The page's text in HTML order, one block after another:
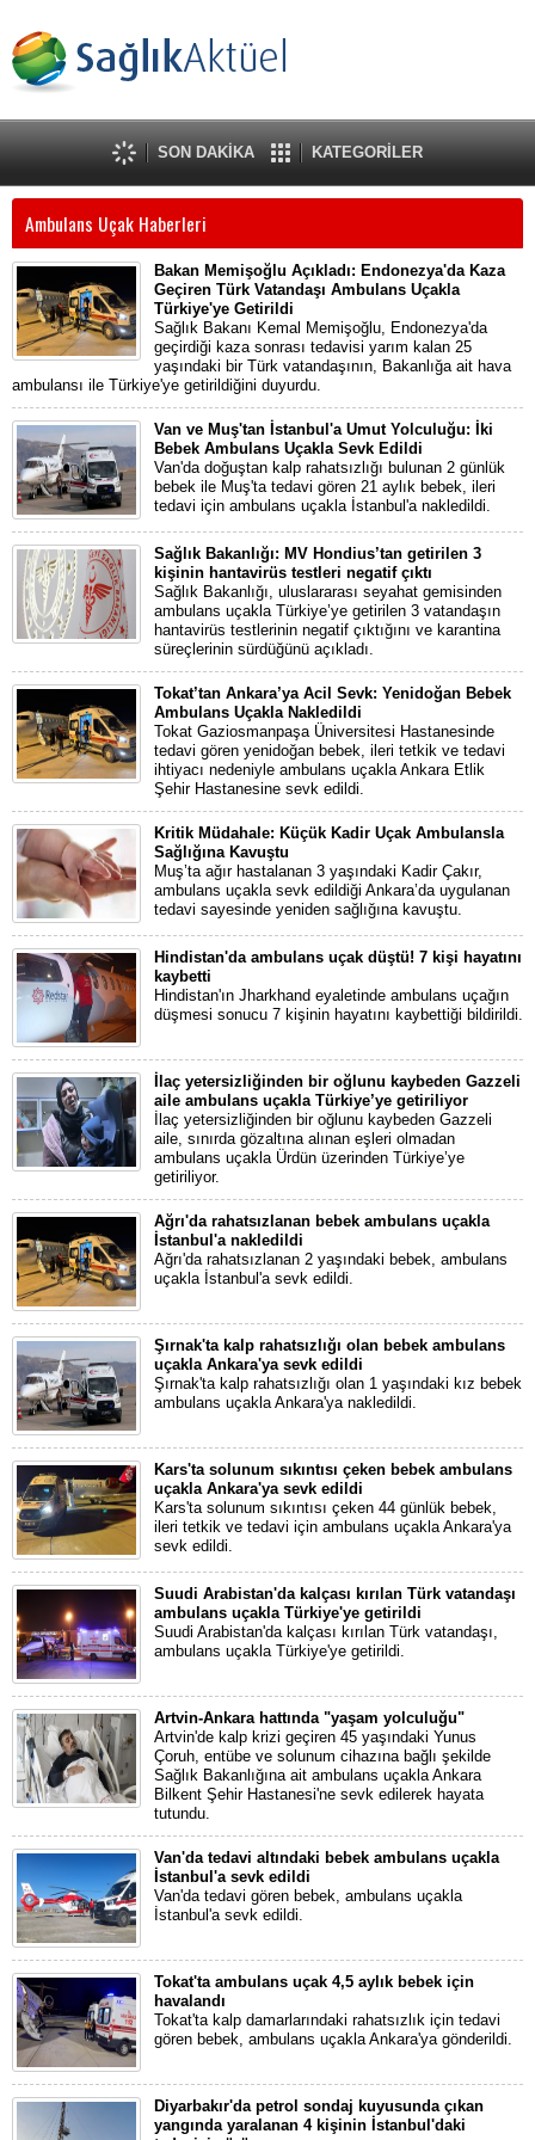
SON DAKİKA KATEGORİLER
Ambulans Uçak Haberleri
Bakan Memişoğlu Açıkladı: Endonezya'da Kaza
Geçiren Türk Vatandaşı Ambulans Uçakla
Türkiye'ye Getirildi
Sağlık Bakanı Kemal Memişoğlu, Endonezya'da
geçirdiği kaza sonrası tedavisi yarım kalan 25
yaşındaki bir Türk vatandaşının, Bakanlığa ait hava
ambulansı ile Türkiye'ye getirildiğini duyurdu.
Van ve Muş'tan İstanbul'a Umut Yolculuğu: İki
Bebek Ambulans Uçakla Sevk Edildi
Van'da doğuştan kalp rahatsızlığı bulunan 2 günlük
bebek ile Muş'ta tedavi gören 21 aylık bebek, ileri
tedavi için ambulans uçakla İstanbul'a nakledildi.
Sağlık Bakanlığı: MV Hondius’tan getirilen 3
kişinin hantavirüs testleri negatif çıktı
Sağlık Bakanlığı, uluslararası seyahat gemisinden
ambulans uçakla Türkiye’ye getirilen 3 vatandaşın
hantavirüs testlerinin negatif çıktığını ve karantina
süreçlerinin sürdüğünü açıkladı.
Tokat’tan Ankara’ya Acil Sevk: Yenidoğan Bebek
Ambulans Uçakla Nakledildi
Tokat Gaziosmanpaşa Üniversitesi Hastanesinde
tedavi gören yenidoğan bebek, ileri tetkik ve tedavi
ihtiyacı nedeniyle ambulans uçakla Ankara Etlik
Şehir Hastanesine sevk edildi.
Kritik Müdahale: Küçük Kadir Uçak Ambulansla
Sağlığına Kavuştu
Muş’ta ağır hastalanan 3 yaşındaki Kadir Çakır,
ambulans uçakla sevk edildiği Ankara’da uygulanan
tedavi sayesinde yeniden sağlığına kavuştu.
Hindistan'da ambulans uçak düştü! 7 kişi hayatını
kaybetti
Hindistan'ın Jharkhand eyaletinde ambulans uçağın
düşmesi sonucu 7 kişinin hayatını kaybettiği bildirildi.
İlaç yetersizliğinden bir oğlunu kaybeden Gazzeli
aile ambulans uçakla Türkiye’ye getiriliyor
İlaç yetersizliğinden bir oğlunu kaybeden Gazzeli
aile, sınırda gözaltına alınan eşleri olmadan
ambulans uçakla Ürdün üzerinden Türkiye’ye
getiriliyor.
Ağrı'da rahatsızlanan bebek ambulans uçakla
İstanbul'a nakledildi
Ağrı'da rahatsızlanan 2 yaşındaki bebek, ambulans
uçakla İstanbul'a sevk edildi.
Şırnak'ta kalp rahatsızlığı olan bebek ambulans
uçakla Ankara'ya sevk edildi
Şırnak'ta kalp rahatsızlığı olan 1 yaşındaki kız bebek
ambulans uçakla Ankara'ya nakledildi.
Kars'ta solunum sıkıntısı çeken bebek ambulans
uçakla Ankara'ya sevk edildi
Kars'ta solunum sıkıntısı çeken 44 günlük bebek,
ileri tetkik ve tedavi için ambulans uçakla Ankara'ya
sevk edildi.
Suudi Arabistan'da kalçası kırılan Türk vatandaşı
ambulans uçakla Türkiye'ye getirildi
Suudi Arabistan'da kalçası kırılan Türk vatandaşı,
ambulans uçakla Türkiye'ye getirildi.
Artvin-Ankara hattında "yaşam yolculuğu"
Artvin'de kalp krizi geçiren 45 yaşındaki Yunus
Çoruh, entübe ve solunum cihazına bağlı şekilde
Sağlık Bakanlığına ait ambulans uçakla Ankara
Bilkent Şehir Hastanesi'ne sevk edilerek hayata
tutundu.
Van'da tedavi altındaki bebek ambulans uçakla
İstanbul'a sevk edildi
Van'da tedavi gören bebek, ambulans uçakla
İstanbul'a sevk edildi.
Tokat'ta ambulans uçak 4,5 aylık bebek için
havalandı
Tokat'ta kalp damarlarındaki rahatsızlık için tedavi
gören bebek, ambulans uçakla Ankara'ya gönderildi.
Diyarbakır'da petrol sondaj kuyusunda çıkan
yangında yaralanan 4 kişinin İstanbul'daki